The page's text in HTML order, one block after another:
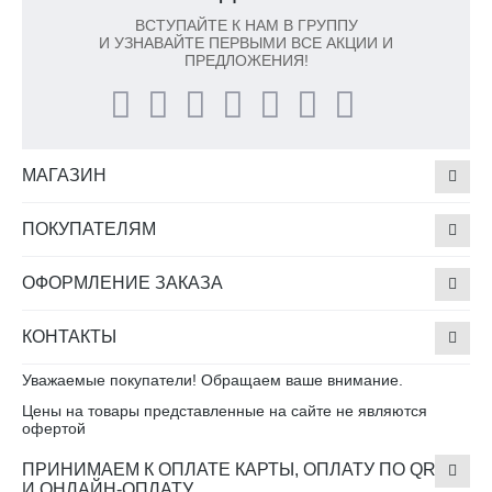
ВСТУПАЙТЕ К НАМ В ГРУППУ
И УЗНАВАЙТЕ ПЕРВЫМИ ВСЕ АКЦИИ И
ПРЕДЛОЖЕНИЯ!
МАГАЗИН
ПОКУПАТЕЛЯМ
ОФОРМЛЕНИЕ ЗАКАЗА
КОНТАКТЫ
Уважаемые покупатели! Обращаем ваше внимание.
Цены на товары представленные на сайте не являются
офертой
ПРИНИМАЕМ К ОПЛАТЕ КАРТЫ, ОПЛАТУ ПО QR